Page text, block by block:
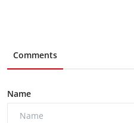
Comments
Name